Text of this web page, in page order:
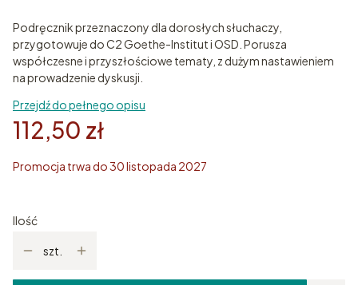
Podręcznik przeznaczony dla dorosłych słuchaczy,
przygotowuje do C2 Goethe-Institut i OSD. Porusza
współczesne i przyszłościowe tematy, z dużym nastawieniem
na prowadzenie dyskusji.
Przejdź do pełnego opisu
112,50 zł
Promocja trwa do 30 listopada 2027
Ilość
szt.